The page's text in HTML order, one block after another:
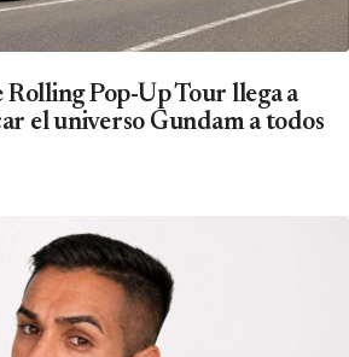
Rolling Pop-Up Tour llega a
el universo Gundam a todos